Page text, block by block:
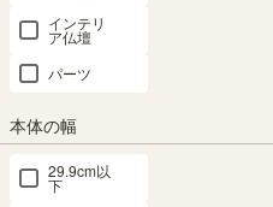
インテリ
ア仏壇
パーツ
本体の幅
29.9cm以
下